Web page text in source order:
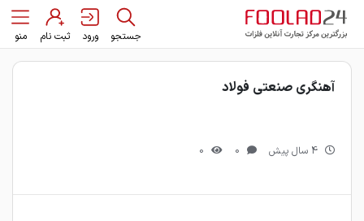
جستجو ورود ثبت نام منو
آهنگری صنعتی فولاد